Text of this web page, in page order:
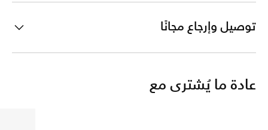
توصيل وإرجاع مجانًا
عادة ما يُشترى مع